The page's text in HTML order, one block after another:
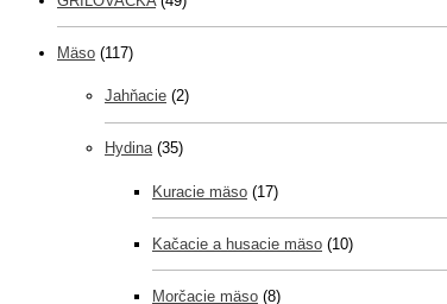
Mäso (117)
Jahňacie (2)
Hydina (35)
Kuracie mäso (17)
Kačacie a husacie mäso (10)
Morčacie mäso (8)